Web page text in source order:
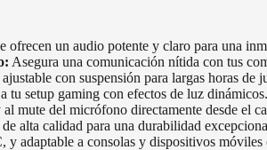
ofrecen un audio potente y claro para una
Asegura una comunicación nítida con tus
con suspensión para largas horas de
tu setup gaming con efectos de luz dinámicos.
mute del micrófono directamente desde el
alta calidad para una durabilidad
y adaptable a consolas y dispositivos